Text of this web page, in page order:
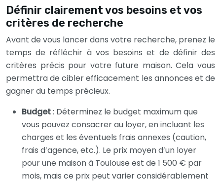
Définir clairement vos besoins et vos
critères de recherche
Avant de vous lancer dans votre recherche, prenez le
temps de réfléchir à vos besoins et de définir des
critères précis pour votre future maison. Cela vous
permettra de cibler efficacement les annonces et de
gagner du temps précieux.
Budget: Déterminez le budget maximum que
vous pouvez consacrer au loyer, en incluant les
charges et les éventuels frais annexes (caution,
frais d’agence, etc.). Le prix moyen d’un loyer
pour une maison à Toulouse est de 1 500 € par
mois, mais ce prix peut varier considérablement